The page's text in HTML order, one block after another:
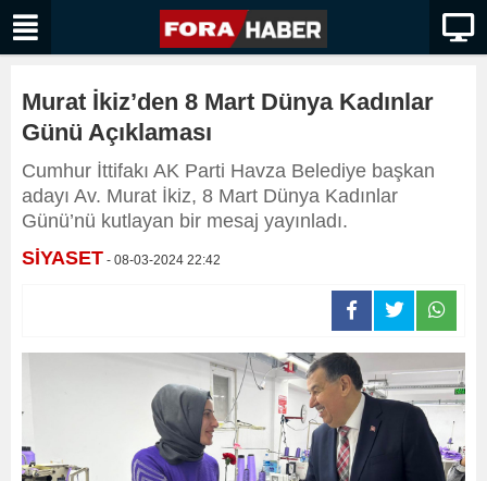
Murat İkiz’den 8 Mart Dünya Kadınlar
Günü Açıklaması
Cumhur İttifakı AK Parti Havza Belediye başkan
adayı Av. Murat İkiz, 8 Mart Dünya Kadınlar
Günü’nü kutlayan bir mesaj yayınladı.
SİYASET - 08-03-2024 22:42